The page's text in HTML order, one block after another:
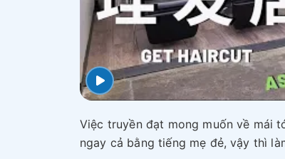
Việc truyền đạt mong muốn về mái
ngay cả bằng tiếng mẹ đẻ, vậy thì